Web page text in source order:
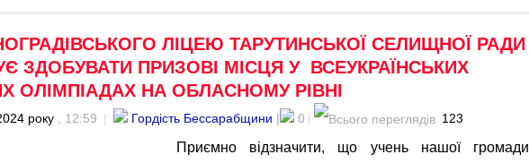
ЛІЦЕЮ ТАРУТИНСЬКОЇ СЕЛИЩНОЇ РАДИ
ЗДОБУВАТИ ПРИЗОВІ МІСЦЯ У ВСЕУКРАЇНСЬКИХ
ОЛІМПІАДАХ НА ОБЛАСНОМУ РІВНІ
року , 12:59 | Гордість Бессарабщини | 0 | 123
Приємно відзначити, що учень нашої громади